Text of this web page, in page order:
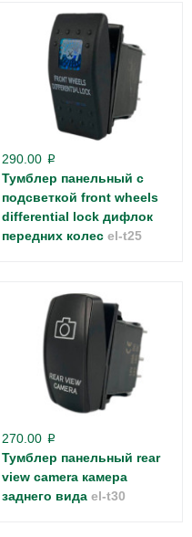
290.00 p
Тумблер панельный с
подсветкой front wheels
differential lock дифлок
передних колес el-t25
270.00 p
Тумблер панельный rear
view camera камера
заднего вида el-t30